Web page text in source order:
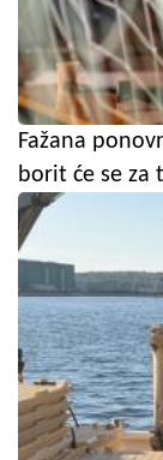
Fažana
borit će se